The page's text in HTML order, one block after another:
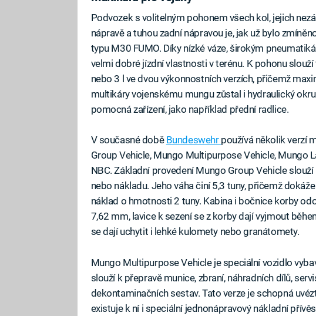
Podvozek s volitelným pohonem všech kol, jejich
nápravě a tuhou zadní nápravou je, jak už bylo
typu M30 FUMO. Díky nízké váze, širokým
velmi dobré jízdní vlastnosti v terénu. K pohonu
nebo 3 l ve dvou výkonnostních verzích, přičemž
multikáry vojenskému mungu zůstal i hydraulický
pomocná zařízení, jako například přední radlice.
V současné době Bundeswehr používá několik verzí
Group Vehicle, Mungo Multipurpose Vehicle, Mungo
NBC. Základní provedení Mungo Group Vehicle
nebo nákladu. Jeho váha činí 5,3 tuny, přičemž
náklad o hmotnosti 2 tuny. Kabina i bočnice korby
7,62 mm, lavice k sezení se z korby dají vyjmout
se dají uchytit i lehké kulomety nebo granátomety.
Mungo Multipurpose Vehicle je speciální vozidlo
slouží k přepravě munice, zbraní, náhradních dílů,
dekontaminačních sestav. Tato verze je schopná
existuje k ní i speciální jednonápravový nákladní